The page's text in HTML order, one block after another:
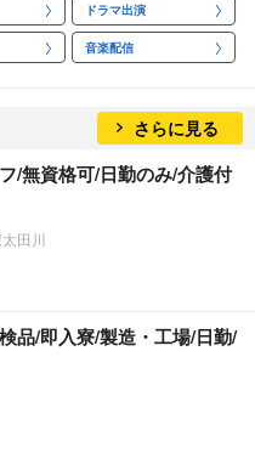
ドラマ出演
音楽配信
さらに見る
/無資格可/日勤のみ/介護付
田川
品/即入寮/製造・工場/日勤/